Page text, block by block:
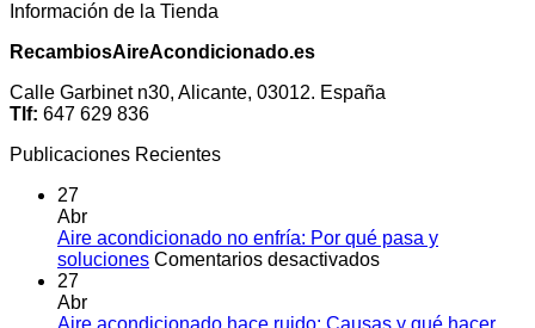
Información de la Tienda
RecambiosAireAcondicionado.es
Calle Garbinet n30, Alicante, 03012. España
Tlf: 647 629 836
Publicaciones Recientes
27
Abr
Aire acondicionado no enfría: Por qué pasa y
soluciones Comentarios desactivadosen
no
27
Abr